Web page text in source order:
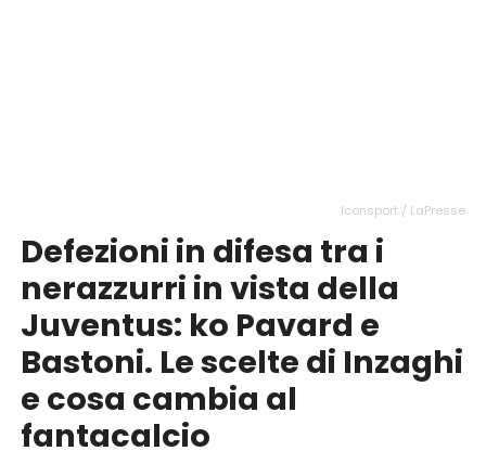
Iconsport / LaPresse
Defezioni in difesa tra i
nerazzurri in vista della
Juventus: ko Pavard e
Bastoni. Le scelte di Inzaghi
e cosa cambia al
fantacalcio